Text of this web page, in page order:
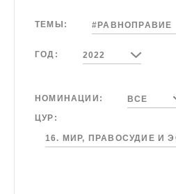
ТЕМЫ: #РАВНОПРАВИЕ
ГОД: 2022
НОМИНАЦИИ:
ВСЕ
ЦУР:
16. МИР, ПРАВОСУДИЕ И